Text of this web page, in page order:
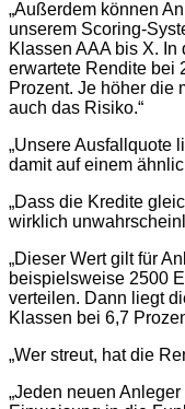
„Außerdem können
unserem Scoring-
Klassen AAA bis X.
erwartete Rendite bei
Prozent. Je höher die
auch das Risiko.“
„Unsere Ausfallquote
damit auf einem
„Dass die Kredite
wirklich
„Dieser Wert gilt für
beispielsweise 2500
verteilen. Dann liegt
Klassen bei 6,7
„Wer streut, hat die
„Jeden neuen